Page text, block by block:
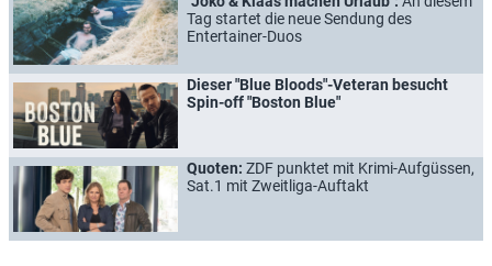
Tag startet die neue Sendung des
Entertainer-Duos
Dieser "Blue Bloods"-Veteran besucht
Spin-off "Boston Blue"
Quoten: ZDF punktet mit Krimi-Aufgüssen,
Sat.1 mit Zweitliga-Auftakt